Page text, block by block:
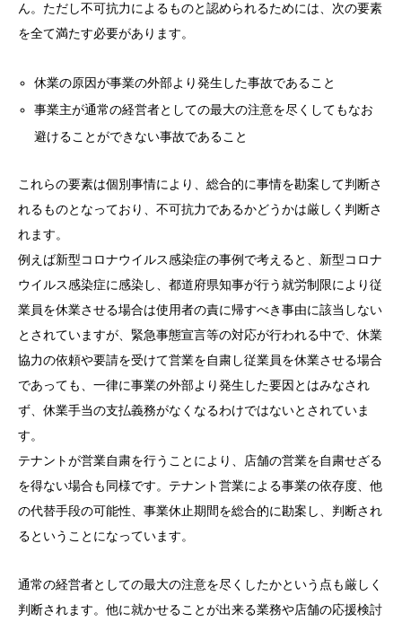
ん。ただし不可抗力によるものと認められるためには、次の要素
を全て満たす必要があります。
休業の原因が事業の外部より発生した事故であること
事業主が通常の経営者としての最大の注意を尽くしてもなお
避けることができない事故であること
これらの要素は個別事情により、総合的に事情を勘案して判断さ
れるものとなっており、不可抗力であるかどうかは厳しく判断さ
れます。
例えば新型コロナウイルス感染症の事例で考えると、新型コロナ
ウイルス感染症に感染し、都道府県知事が行う就労制限により従
業員を休業させる場合は使用者の責に帰すべき事由に該当しない
とされていますが、緊急事態宣言等の対応が行われる中で、休業
協力の依頼や要請を受けて営業を自粛し従業員を休業させる場合
であっても、一律に事業の外部より発生した要因とはみなされ
ず、休業手当の支払義務がなくなるわけではないとされていま
す。
テナントが営業自粛を行うことにより、店舗の営業を自粛せざる
を得ない場合も同様です。テナント営業による事業の依存度、他
の代替手段の可能性、事業休止期間を総合的に勘案し、判断され
るということになっています。
通常の経営者としての最大の注意を尽くしたかという点も厳しく
判断されます。他に就かせることが出来る業務や店舗の応援検討